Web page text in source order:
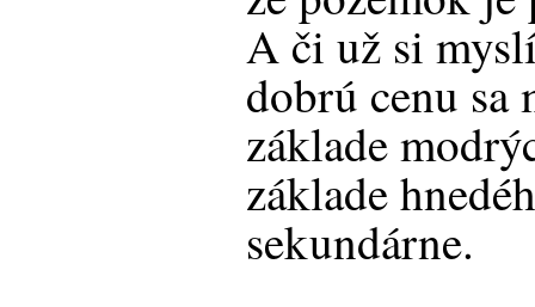
A či už si
dobrú cenu sa
základe
základe
sekundárne.